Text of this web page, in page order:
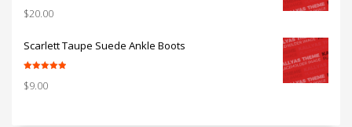
5.00de 5
$20.00
Scarlett Taupe Suede Ankle Boots
5.00 de 5
$9.00